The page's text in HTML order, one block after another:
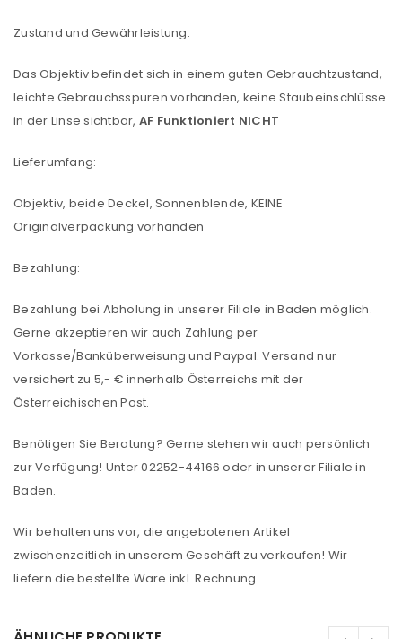
ANMELDEN
Benutzername oder E-Mail-Adresse
Zustand und Gewährleistung:
Das Objektiv befindet sich in einem guten Gebrauchtzustand,
leichte Gebrauchsspuren vorhanden, keine Staubeinschlüsse
in der Linse sichtbar, AF Funktioniert NICHT
Lieferumfang:
Objektiv, beide Deckel, Sonnenblende, KEINE
Originalverpackung vorhanden
Bezahlung:
Bezahlung bei Abholung in unserer Filiale in Baden möglich.
Gerne akzeptieren wir auch Zahlung per
Vorkasse/Banküberweisung und Paypal. Versand nur
versichert zu 5,- € innerhalb Österreichs mit der
Österreichischen Post.
Benötigen Sie Beratung? Gerne stehen wir auch persönlich
zur Verfügung! Unter 02252-44166 oder in unserer Filiale in
Baden.
Wir behalten uns vor, die angebotenen Artikel
zwischenzeitlich in unserem Geschäft zu verkaufen! Wir
liefern die bestellte Ware inkl. Rechnung.